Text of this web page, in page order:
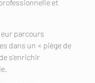
et
parcours
dans un « piège de
s’enrichir